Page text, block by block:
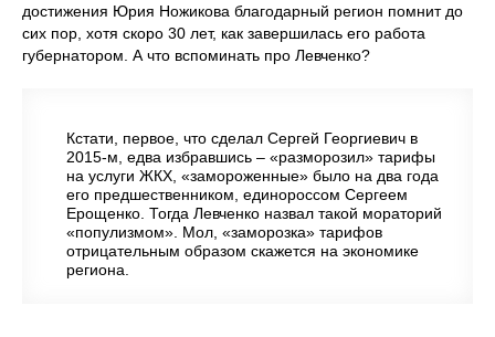
достижения Юрия Ножикова благодарный регион помнит до
сих пор, хотя скоро 30 лет, как завершилась его работа
губернатором. А что вспоминать про Левченко?
Кстати, первое, что сделал Сергей Георгиевич в
2015-м, едва избравшись – «разморозил» тарифы
на услуги ЖКХ, «замороженные» было на два года
его предшественником, единороссом Сергеем
Ерощенко. Тогда Левченко назвал такой мораторий
«популизмом». Мол, «заморозка» тарифов
отрицательным образом скажется на экономике
региона.